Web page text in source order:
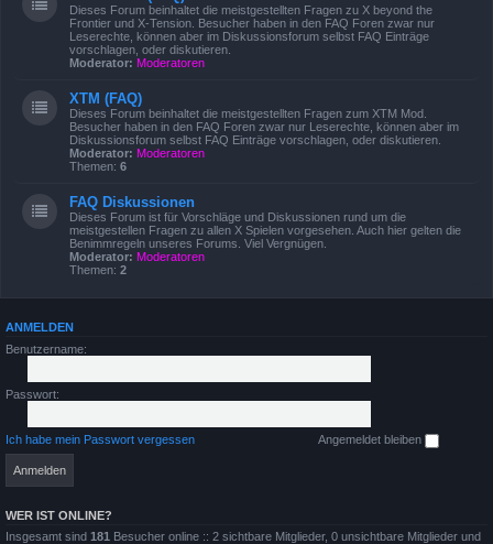
Dieses Forum beinhaltet die meistgestellten Fragen zu X beyond the
Frontier und X-Tension. Besucher haben in den FAQ Foren zwar nur
Leserechte, können aber im Diskussionsforum selbst FAQ Einträge
vorschlagen, oder diskutieren.
Moderator: Moderatoren
XTM (FAQ)
Dieses Forum beinhaltet die meistgestellten Fragen zum XTM Mod.
Besucher haben in den FAQ Foren zwar nur Leserechte, können aber im
Diskussionsforum selbst FAQ Einträge vorschlagen, oder diskutieren.
Moderator: Moderatoren
Themen: 6
FAQ Diskussionen
Dieses Forum ist für Vorschläge und Diskussionen rund um die
meistgestellen Fragen zu allen X Spielen vorgesehen. Auch hier gelten die
Benimmregeln unseres Forums. Viel Vergnügen.
Moderator: Moderatoren
Themen: 2
ANMELDEN
Benutzername:
Passwort:
Ich habe mein Passwort vergessen Angemeldet bleiben
WER IST ONLINE?
Insgesamt sind 181 Besucher online :: 2 sichtbare Mitglieder, 0 unsichtbare Mitglieder und